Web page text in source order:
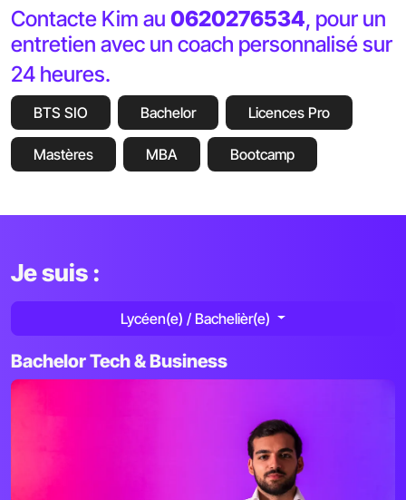
Contacte Kim au 0620276534, pour un
entretien avec un coach personnalisé sur
24 heures.
BTS SIO Bachelor Licences Pro
Mastères MBA Bootcamp
Je suis :
Lycéen(e) / Bachelièr(e)
Bachelor Tech & Business